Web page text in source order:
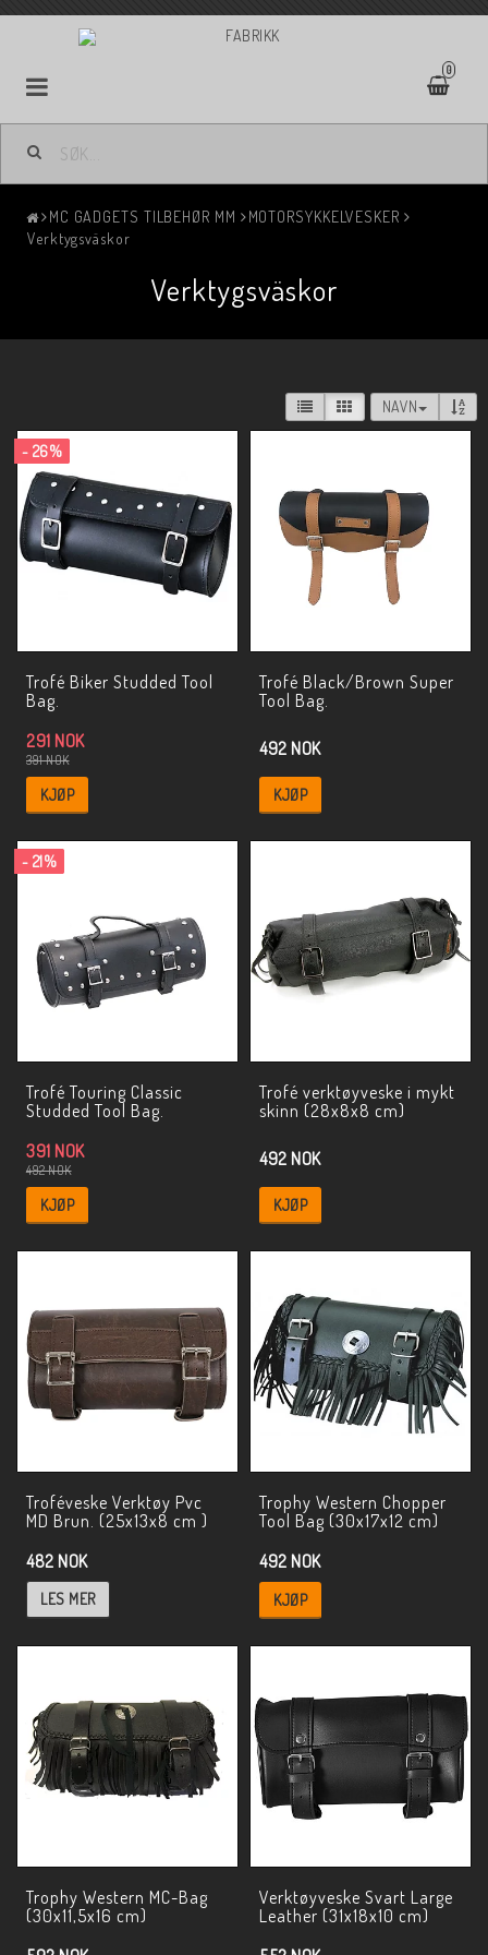
0
MC GADGETS TILBEHØR MM
MOTORSYKKELVESKER
Verktygsväskor
Verktygsväskor
NAVN
- 26%
Trofé Biker Studded Tool
Bag.
391 NOK
291 NOK
KJØP
Trofé Black/Brown Super
Tool Bag.
492 NOK
KJØP
- 21%
Trofé Touring Classic
Studded Tool Bag.
492 NOK
391 NOK
KJØP
Trofé verktøyveske i mykt
skinn (28x8x8 cm)
492 NOK
KJØP
Troféveske Verktøy Pvc
MD Brun. (25x13x8 cm )
482 NOK
LES MER
Trophy Western Chopper
Tool Bag (30x17x12 cm)
492 NOK
KJØP
Trophy Western MC-Bag
(30x11,5x16 cm)
Verktøyveske Svart Large
Leather (31x18x10 cm)